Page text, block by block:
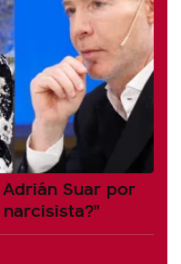
Suar por